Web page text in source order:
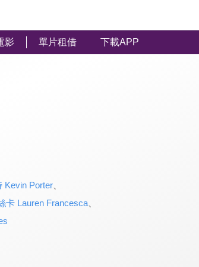
影 單片租借 下載APP
Kevin Porter、
卡 Lauren Francesca、